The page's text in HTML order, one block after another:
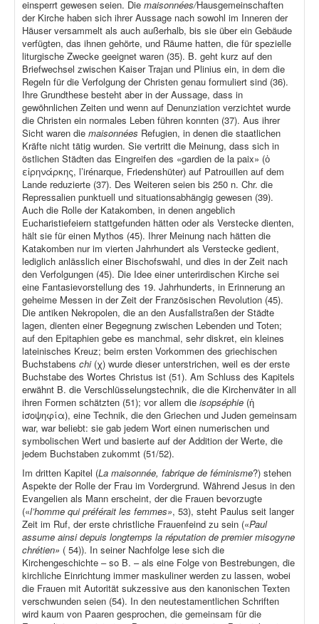
einsperrt gewesen seien. Die maisonnées/Hausgemeinschaften
der Kirche haben sich ihrer Aussage nach sowohl im Inneren der
Häuser versammelt als auch außerhalb, bis sie über ein Gebäude
verfügten, das ihnen gehörte, und Räume hatten, die für spezielle
liturgische Zwecke geeignet waren (35). B. geht kurz auf den
Briefwechsel zwischen Kaiser Trajan und Plinius ein, in dem die
Regeln für die Verfolgung der Christen genau formuliert sind (36).
Ihre Grundthese besteht aber in der Aussage, dass in
gewöhnlichen Zeiten und wenn auf Denunziation verzichtet wurde
die Christen ein normales Leben führen konnten (37). Aus ihrer
Sicht waren die maisonnées Refugien, in denen die staatlichen
Kräfte nicht tätig wurden. Sie vertritt die Meinung, dass sich in
östlichen Städten das Eingreifen des «gardien de la paix» (ὁ
εἰρηνάρκης, l’irénarque, Friedenshüter) auf Patrouillen auf dem
Lande reduzierte (37). Des Weiteren seien bis 250 n. Chr. die
Repressalien punktuell und situationsabhängig gewesen (39).
Auch die Rolle der Katakomben, in denen angeblich
Eucharistiefeiern stattgefunden hätten oder als Verstecke dienten,
hält sie für einen Mythos (45). Ihrer Meinung nach hätten die
Katakomben nur im vierten Jahrhundert als Verstecke gedient,
lediglich anlässlich einer Bischofswahl, und dies in der Zeit nach
den Verfolgungen (45). Die Idee einer unterirdischen Kirche sei
eine Fantasievorstellung des 19. Jahrhunderts, in Erinnerung an
geheime Messen in der Zeit der Französischen Revolution (45).
Die antiken Nekropolen, die an den Ausfallstraßen der Städte
lagen, dienten einer Begegnung zwischen Lebenden und Toten;
auf den Epitaphien gebe es manchmal, sehr diskret, ein kleines
lateinisches Kreuz; beim ersten Vorkommen des griechischen
Buchstabens chi (χ) wurde dieser unterstrichen, weil es der erste
Buchstabe des Wortes Christus ist (51). Am Schluss des Kapitels
erwähnt B. die Verschlüsselungstechnik, die die Kirchenväter in all
ihren Formen schätzten (51); vor allem die isopséphie (ἡ
ἰσοψηφία), eine Technik, die den Griechen und Juden gemeinsam
war, war beliebt: sie gab jedem Wort einen numerischen und
symbolischen Wert und basierte auf der Addition der Werte, die
jedem Buchstaben zukommt (51/52).
Im dritten Kapitel (La maisonnée, fabrique de féminisme?) stehen
Aspekte der Rolle der Frau im Vordergrund. Während Jesus in den
Evangelien als Mann erscheint, der die Frauen bevorzugte
(«l’homme qui préférait les femmes», 53), steht Paulus seit langer
Zeit im Ruf, der erste christliche Frauenfeind zu sein («Paul
assume ainsi depuis longtemps la réputation de premier misogyne
chrétien» ( 54)). In seiner Nachfolge lese sich die
Kirchengeschichte – so B. – als eine Folge von Bestrebungen, die
kirchliche Einrichtung immer maskuliner werden zu lassen, wobei
die Frauen mit Autorität sukzessive aus den kanonischen Texten
verschwunden seien (54). In den neutestamentlichen Schriften
wird kaum von Paaren gesprochen, die gemeinsam für die